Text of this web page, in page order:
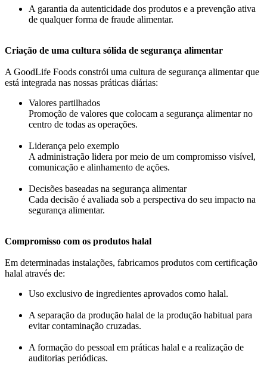
A garantia da autenticidade dos produtos e a prevenção ativa
de qualquer forma de fraude alimentar.
Criação de uma cultura sólida de segurança alimentar
A GoodLife Foods constrói uma cultura de segurança alimentar que
está integrada nas nossas práticas diárias:
Valores partilhados
Promoção de valores que colocam a segurança alimentar no
centro de todas as operações.
Liderança pelo exemplo
A administração lidera por meio de um compromisso visível,
comunicação e alinhamento de ações.
Decisões baseadas na segurança alimentar
Cada decisão é avaliada sob a perspectiva do seu impacto na
segurança alimentar.
Compromisso com os produtos halal
Em determinadas instalações, fabricamos produtos com certificação
halal através de:
Uso exclusivo de ingredientes aprovados como halal.
A separação da produção halal de la produção habitual para
evitar contaminação cruzadas.
A formação do pessoal em práticas halal e a realização de
auditorias periódicas.